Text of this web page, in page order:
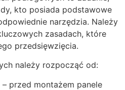
kto posiada podstawowe
narzędzia. Należy
zasadach, które
przedsięwzięcia.
należy rozpocząć od:
przed montażem panele